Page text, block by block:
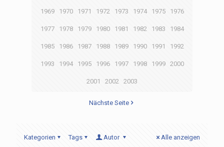
1969 1970 1971 1972 1973 1974 1975 1976
1977 1978 1979 1980 1981 1982 1983 1984
1985 1986 1987 1988 1989 1990 1991 1992
1993 1994 1995 1996 1997 1998 1999 2000
2001 2002 2003
Nächste Seite
Kategorien Tags Autor Alle anzeigen